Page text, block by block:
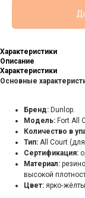
Характеристики
Описание
Характеристики
Основные
Бренд: Dunlop.
Модель: Fort All
Количество в
Тип: All Court
Сертификация:
Материал:
высокой
Цвет: